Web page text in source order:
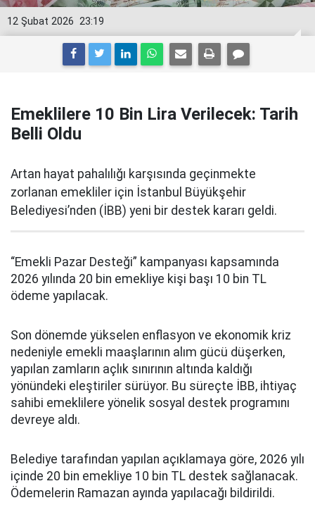
23:19
12 Şubat 2026
Emeklilere 10 Bin Lira Verilecek: Tarih
Belli Oldu
Artan hayat pahalılığı karşısında geçinmekte
zorlanan emekliler için İstanbul Büyükşehir
Belediyesi’nden (İBB) yeni bir destek kararı geldi.
“Emekli Pazar Desteği” kampanyası kapsamında
2026 yılında 20 bin emekliye kişi başı 10 bin TL
ödeme yapılacak.
Son dönemde yükselen enflasyon ve ekonomik kriz
nedeniyle emekli maaşlarının alım gücü düşerken,
yapılan zamların açlık sınırının altında kaldığı
yönündeki eleştiriler sürüyor. Bu süreçte İBB, ihtiyaç
sahibi emeklilere yönelik sosyal destek programını
devreye aldı.
Belediye tarafından yapılan açıklamaya göre, 2026 yılı
içinde 20 bin emekliye 10 bin TL destek sağlanacak.
Ödemelerin Ramazan ayında yapılacağı bildirildi.